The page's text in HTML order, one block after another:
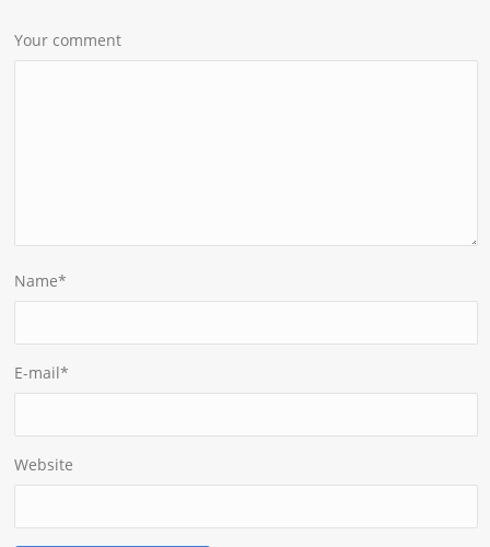
Your comment
Name*
E-mail*
Website